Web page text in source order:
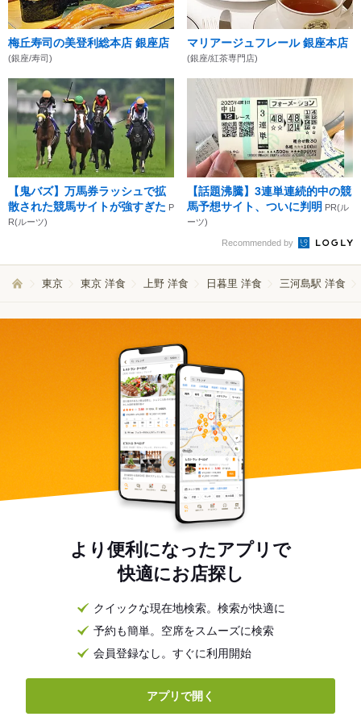
梅丘寿司の美登利総本店 銀座店
(銀座/寿司)
マリアージュフレール 銀座本店
(銀座/紅茶専門店)
【鬼バズ】万馬券ラッシュで拡
散された競馬サイトが強すぎた P
R(ルーツ)
【話題沸騰】3連単連続的中の競
馬予想サイト、ついに判明 PR(ル
ーツ)
Recommended by
東京 東京 洋食 上野 洋食 日暮里 洋食 三河島駅 洋食
より便利になったアプリで
快適にお店探し
クイックな現在地検索。検索が快適に
予約も簡単。空席をスムーズに検索
会員登録なし。すぐに利用開始
アプリで開く